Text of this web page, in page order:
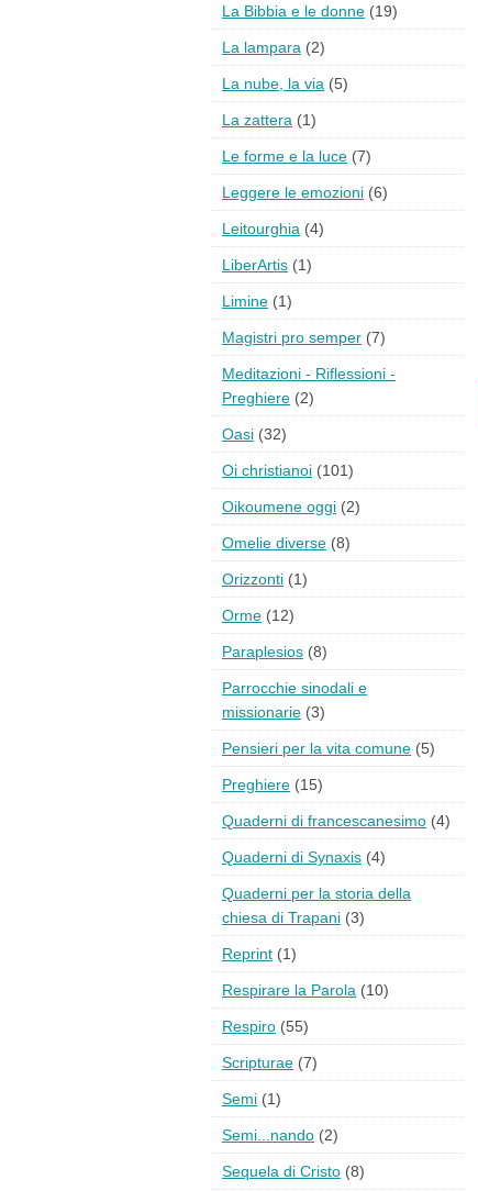
La Bibbia e le donne (19)
La lampara (2)
La nube, la via (5)
La zattera (1)
Le forme e la luce (7)
Leggere le emozioni (6)
Leitourghia (4)
LiberArtis (1)
Limine (1)
Magistri pro semper (7)
Meditazioni - Riflessioni -
Preghiere (2)
Oasi (32)
Oi christianoi (101)
Oikoumene oggi (2)
Omelie diverse (8)
Orizzonti (1)
Orme (12)
Paraplesios (8)
Parrocchie sinodali e
missionarie (3)
Pensieri per la vita comune (5)
Preghiere (15)
Quaderni di francescanesimo (4)
Quaderni di Synaxis (4)
Quaderni per la storia della
chiesa di Trapani (3)
Reprint (1)
Respirare la Parola (10)
Respiro (55)
Scripturae (7)
Semi (1)
Semi...nando (2)
Sequela di Cristo (8)